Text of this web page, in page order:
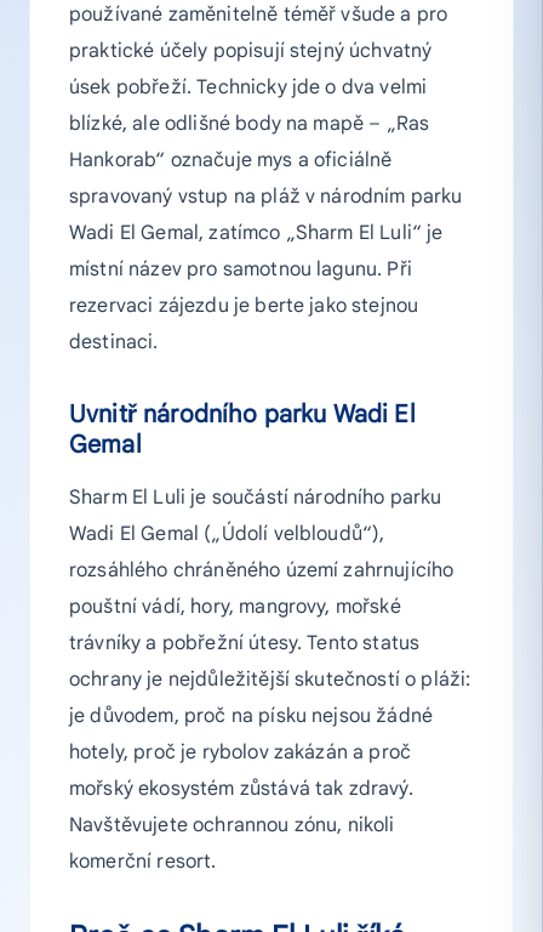
používané zaměnitelně téměř všude a pro
praktické účely popisují stejný úchvatný
úsek pobřeží. Technicky jde o dva velmi
blízké, ale odlišné body na mapě – „Ras
Hankorab“ označuje mys a oficiálně
spravovaný vstup na pláž v národním parku
Wadi El Gemal, zatímco „Sharm El Luli“ je
místní název pro samotnou lagunu. Při
rezervaci zájezdu je berte jako stejnou
destinaci.
Uvnitř národního parku Wadi El
Gemal
Sharm El Luli je součástí národního parku
Wadi El Gemal („Údolí velbloudů“),
rozsáhlého chráněného území zahrnujícího
pouštní vádí, hory, mangrovy, mořské
trávníky a pobřežní útesy. Tento status
ochrany je nejdůležitější skutečností o pláži:
je důvodem, proč na písku nejsou žádné
hotely, proč je rybolov zakázán a proč
mořský ekosystém zůstává tak zdravý.
Navštěvujete ochrannou zónu, nikoli
komerční resort.